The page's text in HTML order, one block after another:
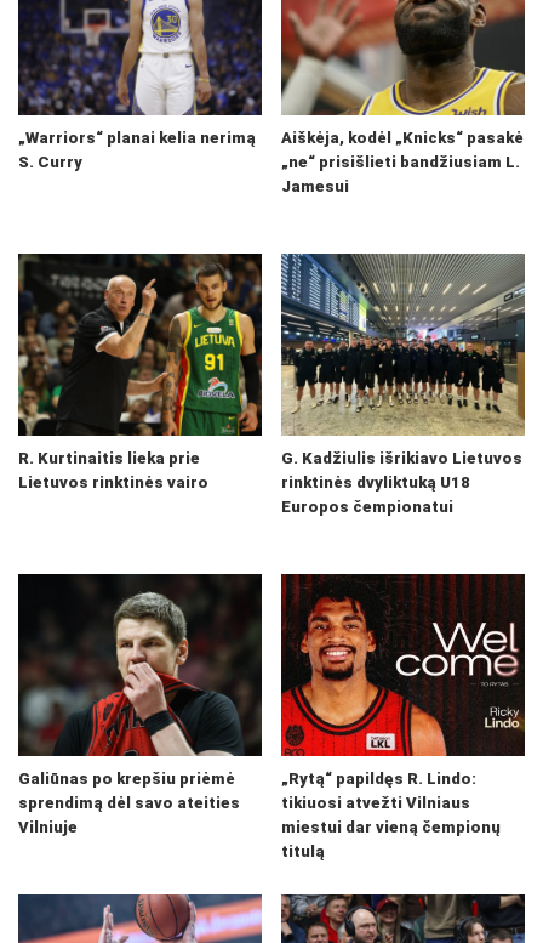
„Warriors“ planai kelia nerimą
S. Curry
Aiškėja, kodėl „Knicks“ pasakė
„ne“ prisišlieti bandžiusiam L.
Jamesui
R. Kurtinaitis lieka prie
Lietuvos rinktinės vairo
G. Kadžiulis išrikiavo Lietuvos
rinktinės dvyliktuką U18
Europos čempionatui
Galiūnas po krepšiu priėmė
sprendimą dėl savo ateities
Vilniuje
„Rytą“ papildęs R. Lindo:
tikiuosi atvežti Vilniaus
miestui dar vieną čempionų
titulą